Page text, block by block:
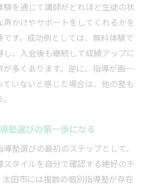
で学びの成果を体験から判断す
た個別対応の違いとは
の無料体験で個別対応を比較す
実感する一人ひとりへの指導法
分かる学習サポート体制の違い
の対応力を体験から客観的に評
を通じて講師がどれほど生徒の状
かけやサポートをしてくれるかを
す。成功例としては、無料体験で
、入会後も継続して成績アップに
多くあります。逆に、指導が画一
いないと感じた場合は、他の塾も
塾選びの第一歩になる
塾選びの最初のステップとして、
タイルを自分で確認する絶好のチ
田市には複数の個別指導塾が存在